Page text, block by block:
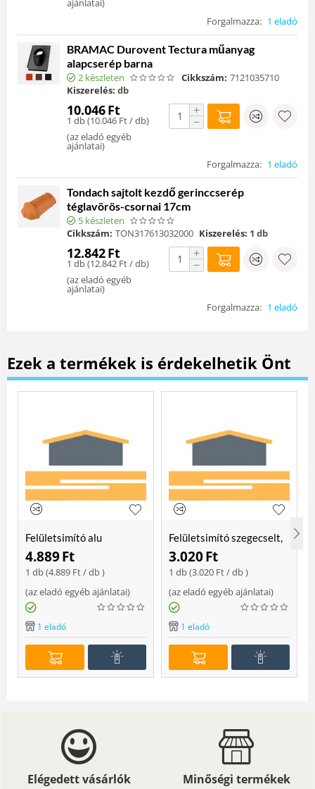
ajánlatai)
Forgalmazza: 1 eladó
BRAMAC Durovent Tectura műanyag
alapcserép barna
2 készleten Cikkszám: 7121035710
Kiszerelés: db
10.046Ft
1 db (10.046 Ft/ db)
(az eladó egyéb
ajánlatai)
+
−
Forgalmazza: 1 eladó
Tondach sajtolt kezdő gerinccserép
téglavörös-csornai 17cm
5 készleten
Cikkszám: TON317613032000 Kiszerelés: 1 db
12.842Ft
1 db (12.842 Ft/ db)
(az eladó egyéb
ajánlatai)
+
−
Forgalmazza: 1 eladó
Ezek a termékek is érdekelhetik Önt
Felületsimító alu
erősített, rome 400 mm
Soft
4.889Ft
1 db (4.889 Ft/ db )
(az eladó egyéb ajánlatai)
1 eladó
Felületsimító szegecselt,
rome 400mm
3.020Ft
1 db (3.020 Ft/ db )
(az eladó egyéb ajánlatai)
1 eladó
Elégedett vásárlók Minőségi termékek